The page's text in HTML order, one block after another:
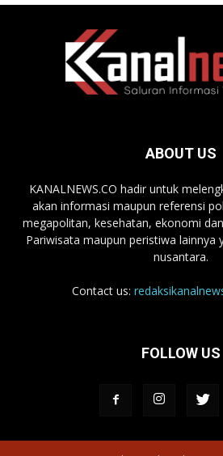
ABOUT US
KANALNEWS.CO hadir untuk
akan informasi maupun referensi
megapolitan, kesehatan, ekonomi
Pariwisata maupun peristiwa lainnya
nusantara.
Contact us:
FOLLOW US